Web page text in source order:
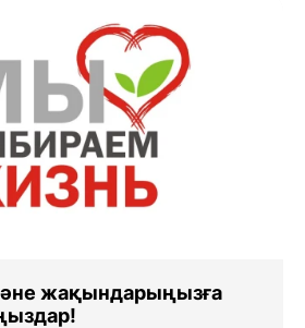
жақындарыңызға